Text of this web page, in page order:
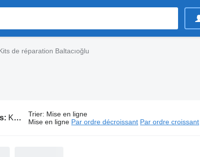
de réparation Baltacıoğlu
Kits de réparation Baltacıoğlu Trier: Mise en ligne
Mise en ligne Par ordre décroissant Par ordre croissant